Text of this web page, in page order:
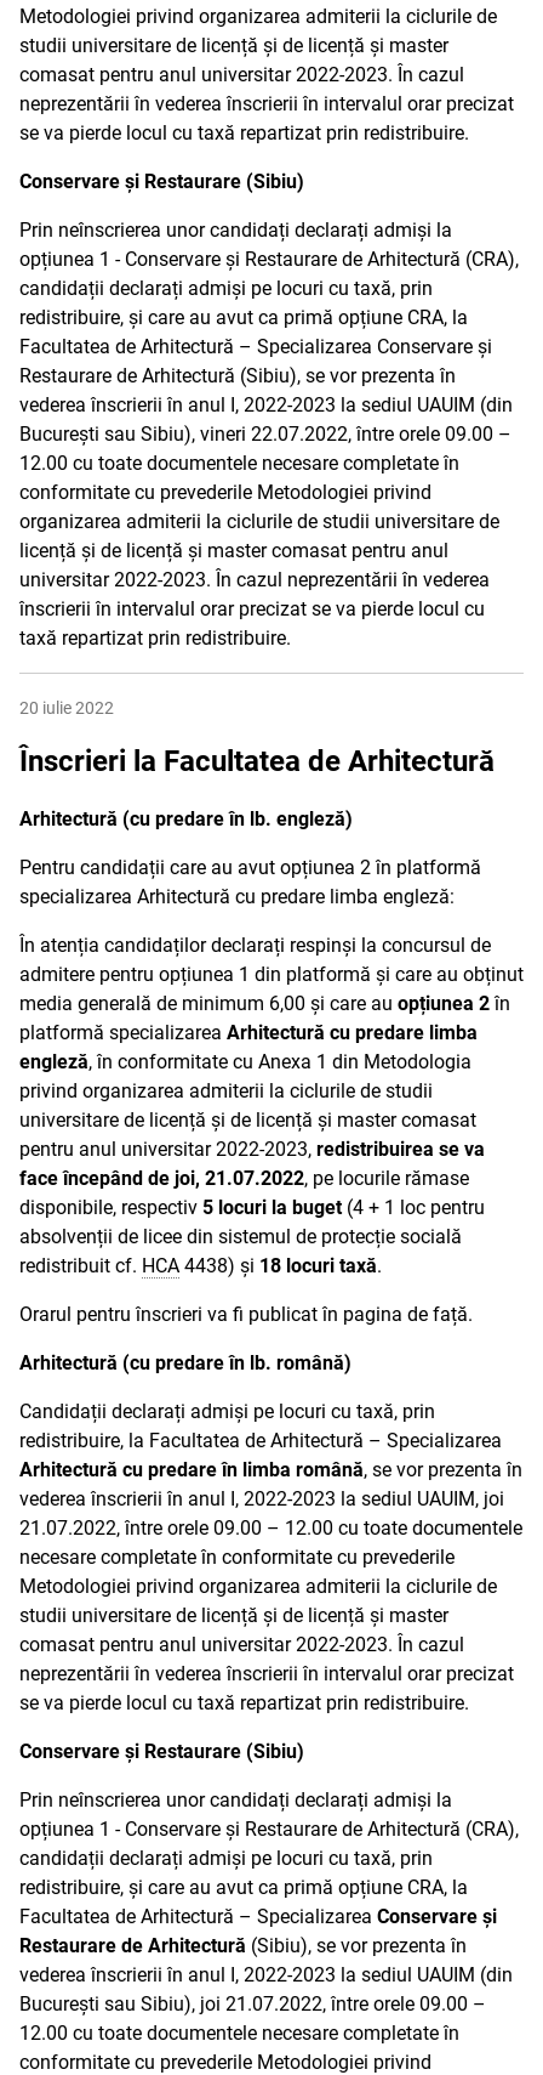
Metodologiei privind organizarea admiterii la ciclurile de
studii universitare de licență și de licență și master
comasat pentru anul universitar 2022-2023. În cazul
neprezentării în vederea înscrierii în intervalul orar precizat
se va pierde locul cu taxă repartizat prin redistribuire.
Conservare și Restaurare (Sibiu)
Prin neînscrierea unor candidați declarați admiși la
opțiunea 1 - Conservare și Restaurare de Arhitectură (CRA),
candidații declarați admiși pe locuri cu taxă, prin
redistribuire, și care au avut ca primă opțiune CRA, la
Facultatea de Arhitectură – Specializarea Conservare și
Restaurare de Arhitectură (Sibiu), se vor prezenta în
vederea înscrierii în anul I, 2022-2023 la sediul UAUIM (din
București sau Sibiu), vineri 22.07.2022, între orele 09.00 –
12.00 cu toate documentele necesare completate în
conformitate cu prevederile Metodologiei privind
organizarea admiterii la ciclurile de studii universitare de
licență și de licență și master comasat pentru anul
universitar 2022-2023. În cazul neprezentării în vederea
înscrierii în intervalul orar precizat se va pierde locul cu
taxă repartizat prin redistribuire.
20 iulie 2022
Înscrieri la Facultatea de Arhitectură
Arhitectură (cu predare în lb. engleză)
Pentru candidații care au avut opțiunea 2 în platformă
specializarea Arhitectură cu predare limba engleză:
În atenția candidaților declarați respinși la concursul de
admitere pentru opțiunea 1 din platformă și care au obținut
media generală de minimum 6,00 și care au opțiunea 2în
platformă specializarea Arhitectură cu predare limba
engleză, în conformitate cu Anexa 1 din Metodologia
privind organizarea admiterii la ciclurile de studii
universitare de licență și de licență și master comasat
pentru anul universitar 2022-2023, redistribuirea se va
face începând de joi, 21.07.2022, pe locurile rămase
disponibile, respectiv 5 locuri la buget(4 + 1 loc pentru
absolvenții de licee din sistemul de protecție socială
redistribuit cf. HCA 4438) și 18 locuri taxă.
Orarul pentru înscrieri va fi publicat în pagina de față.
Arhitectură (cu predare în lb. română)
Candidații declarați admiși pe locuri cu taxă, prin
redistribuire, la Facultatea de Arhitectură – Specializarea
Arhitectură cu predare în limba română, se vor prezenta în
vederea înscrierii în anul I, 2022-2023 la sediul UAUIM, joi
21.07.2022, între orele 09.00 – 12.00 cu toate documentele
necesare completate în conformitate cu prevederile
Metodologiei privind organizarea admiterii la ciclurile de
studii universitare de licență și de licență și master
comasat pentru anul universitar 2022-2023. În cazul
neprezentării în vederea înscrierii în intervalul orar precizat
se va pierde locul cu taxă repartizat prin redistribuire.
Conservare și Restaurare (Sibiu)
Prin neînscrierea unor candidați declarați admiși la
opțiunea 1 - Conservare și Restaurare de Arhitectură (CRA),
candidații declarați admiși pe locuri cu taxă, prin
redistribuire, și care au avut ca primă opțiune CRA, la
Facultatea de Arhitectură – Specializarea Conservare și
Restaurare de Arhitectură (Sibiu), se vor prezenta în
vederea înscrierii în anul I, 2022-2023 la sediul UAUIM (din
București sau Sibiu), joi 21.07.2022, între orele 09.00 –
12.00 cu toate documentele necesare completate în
conformitate cu prevederile Metodologiei privind